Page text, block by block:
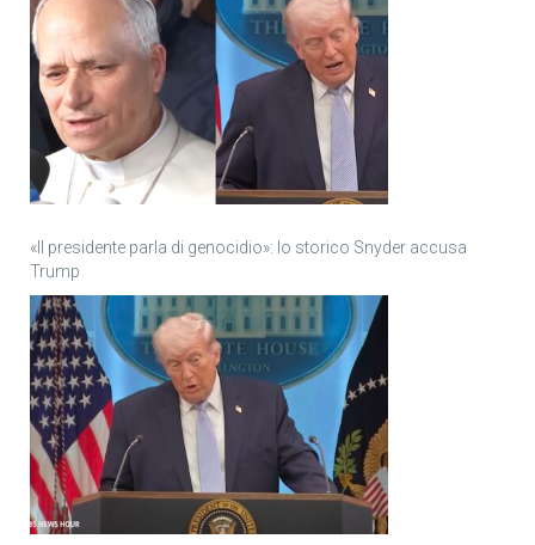
«Il presidente parla di genocidio»: lo storico Snyder accusa
Trump